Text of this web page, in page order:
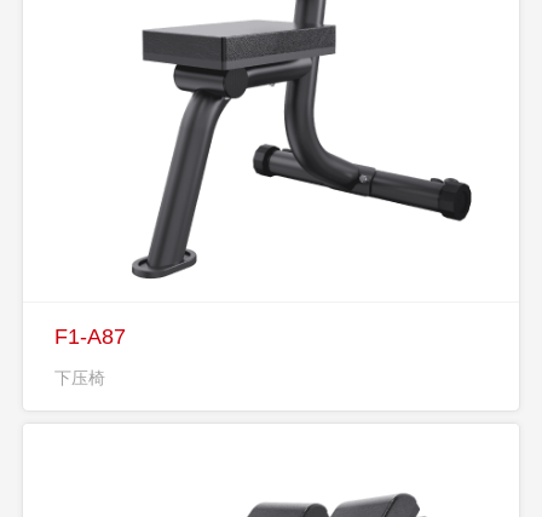
F1-A87
下压椅